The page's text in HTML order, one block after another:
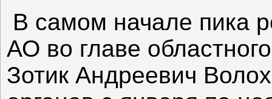
В самом начале пика
АО во главе
Зотик Андреевич